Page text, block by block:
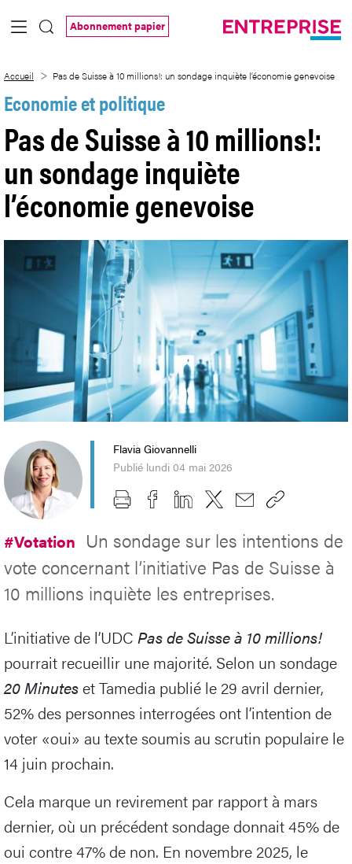
Saut au contenu principal
Abonnement papier
Accueil Pas de Suisse à 10 millions!: un sondage inquiète l’économie genevoise
Economie et politique
Pas de Suisse à 10 millions!:
un sondage inquiète
l’économie genevoise
Flavia Giovannelli
Publié lundi 04 mai 2026
#Votation Un sondage sur les intentions de
vote concernant l’initiative Pas de Suisse à
10 millions inquiète les entreprises.
L’initiative de l’UDC Pas de Suisse à 10 millions!
pourrait recueillir une majorité. Selon un sondage
20 Minuteset Tamedia publié le 29 avril dernier,
52% des personnes interrogées ont l’intention de
voter «oui» au texte soumis au scrutin populaire le
14 juin prochain.
Cela marque un revirement par rapport à mars
dernier, où un précédent sondage donnait 45% de
oui contre 47% de non. En novembre 2025, le